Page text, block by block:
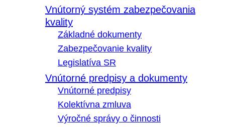
Vnútorný systém zabezpečovania
kvality
Základné dokumenty
Zabezpečovanie kvality
Legislatíva SR
Vnútorné predpisy a dokumenty
Vnútorné predpisy
Kolektívna zmluva
Výročné správy o činnosti